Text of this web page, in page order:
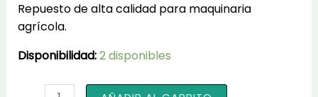
Repuesto de alta calidad para maquinaria
agrícola.
Disponibilidad:2 disponibles